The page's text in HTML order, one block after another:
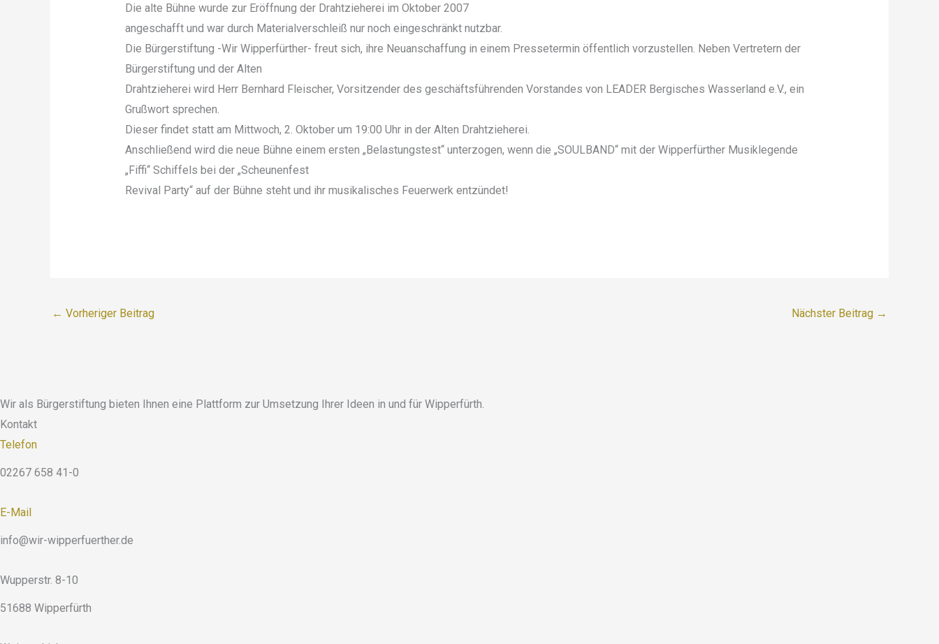
Die alte Bühne wurde zur Eröffnung der Drahtzieherei im Oktober 2007
angeschafft und war durch Materialverschleiß nur noch eingeschränkt nutzbar.
Die Bürgerstiftung -Wir Wipperfürther- freut sich, ihre Neuanschaffung in einem Pressetermin öffentlich vorzustellen. Neben Vertretern der
Bürgerstiftung und der Alten
Drahtzieherei wird Herr Bernhard Fleischer, Vorsitzender des geschäftsführenden Vorstandes von LEADER Bergisches Wasserland e.V., ein
Grußwort sprechen.
Dieser findet statt am Mittwoch, 2. Oktober um 19:00 Uhr in der Alten Drahtzieherei.
Anschließend wird die neue Bühne einem ersten „Belastungstest“ unterzogen, wenn die „SOULBAND“ mit der Wipperfürther Musiklegende
„Fiffi“ Schiffels bei der „Scheunenfest
Revival Party“ auf der Bühne steht und ihr musikalisches Feuerwerk entzündet!
← Vorheriger Beitrag Nächster Beitrag →
Wir als Bürgerstiftung bieten Ihnen eine Plattform zur Umsetzung Ihrer Ideen in und für Wipperfürth.
Kontakt
Telefon
02267 658 41-0
E-Mail
info@wir-wipperfuerther.de
Wupperstr. 8-10
51688 Wipperfürth